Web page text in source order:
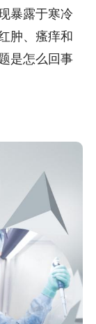
暴露于寒冷
肿、瘙痒和
是怎么回事